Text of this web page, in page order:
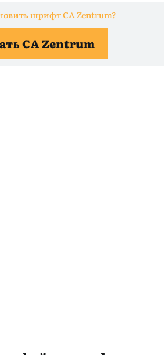
шрифт CA Zentrum?
CA Zentrum